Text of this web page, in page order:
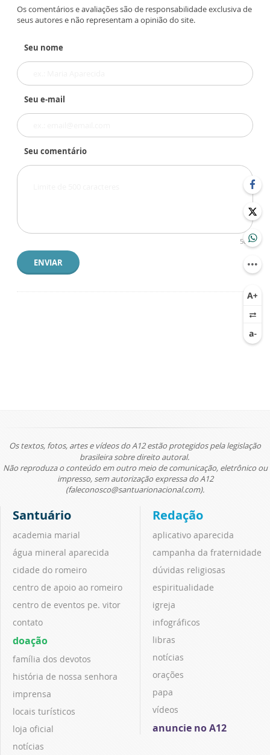
Os comentários e avaliações são de responsabilidade exclusiva de
seus autores e não representam a opinião do site.
Seu nome
Seu e-mail
Seu comentário
500
ENVIAR
Os textos, fotos, artes e vídeos do A12 estão protegidos pela legislação
brasileira sobre direito autoral.
Não reproduza o conteúdo em outro meio de comunicação, eletrônico ou
impresso, sem autorização expressa do A12
(faleconosco@santuarionacional.com).
Santuário
academia marial
água mineral aparecida
cidade do romeiro
centro de apoio ao romeiro
centro de eventos pe. vitor
contato
doação
família dos devotos
história de nossa senhora
imprensa
locais turísticos
loja oficial
notícias
Redação
aplicativo aparecida
campanha da fraternidade
dúvidas religiosas
espiritualidade
igreja
infográficos
libras
notícias
orações
papa
vídeos
anuncie no A12